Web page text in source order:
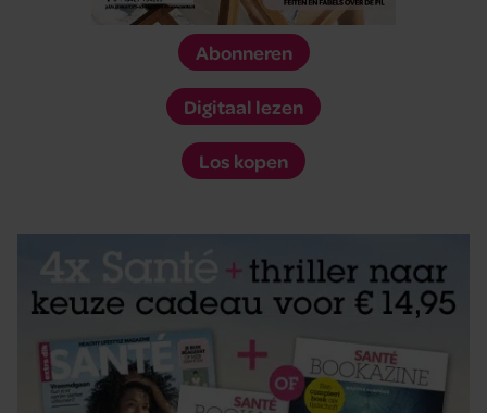
Abonneren
Digitaal lezen
Los kopen